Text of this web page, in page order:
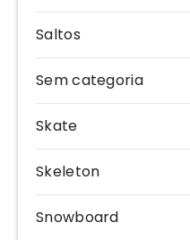
Saltos
Sem categoria
Skate
Skeleton
Snowboard